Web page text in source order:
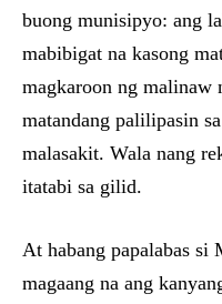
buong munisipyo: ang
mabibigat na kasong
magkaroon ng malinaw
matandang palilipasin
malasakit. Wala nang
itatabi sa gilid.
At habang papalabas si
magaang na ang